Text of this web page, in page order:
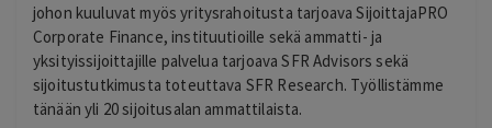
johon kuuluvat myös yritysrahoitusta tarjoava SijoittajaPRO
Corporate Finance, instituutioille sekä ammatti- ja
yksityissijoittajille palvelua tarjoava SFR Advisors sekä
sijoitustutkimusta toteuttava SFR Research. Työllistämme
tänään yli 20 sijoitusalan ammattilaista.